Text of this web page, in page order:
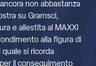
non abbastanza
su Gramsci,
e allestita al MAXXI
alla figura di
si ricorda
il conseguimento